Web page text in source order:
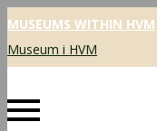
MUSEUMS WITHIN HVM
Museum i HVM